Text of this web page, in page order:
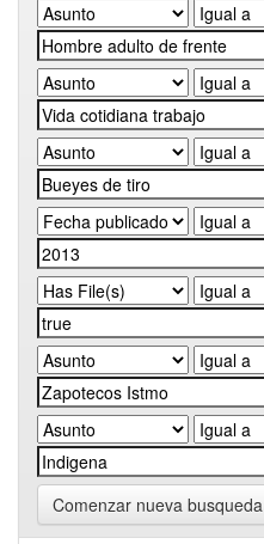
Comenzar nueva busqueda